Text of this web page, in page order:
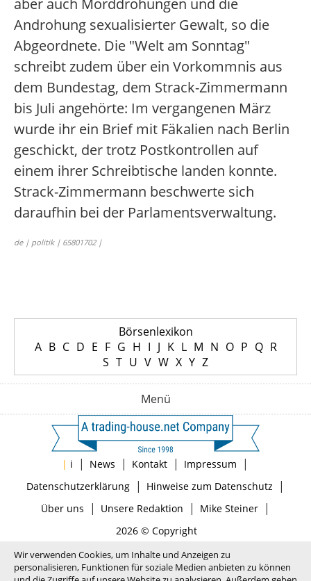
aber auch Morddrohungen und die
Androhung sexualisierter Gewalt, so die
Abgeordnete. Die "Welt am Sonntag"
schreibt zudem über ein Vorkommnis aus
dem Bundestag, dem Strack-Zimmermann
bis Juli angehörte: Im vergangenen März
wurde ihr ein Brief mit Fäkalien nach Berlin
geschickt, der trotz Postkontrollen auf
einem ihrer Schreibtische landen konnte.
Strack-Zimmermann beschwerte sich
daraufhin bei der Parlamentsverwaltung.
de | politik | 65801702 |
Börsenlexikon
A B C D E F G H I J K L M N O P Q R
S T U V W X Y Z
Menü
| i | News | Kontakt | Impressum |
Datenschutzerklärung| Hinweise zum Datenschutz |
Über uns | Unsere Redaktion | Mike Steiner|
2026 © Copyright
Wir verwenden Cookies, um Inhalte und Anzeigen zu
personalisieren, Funktionen für soziale Medien anbieten zu können